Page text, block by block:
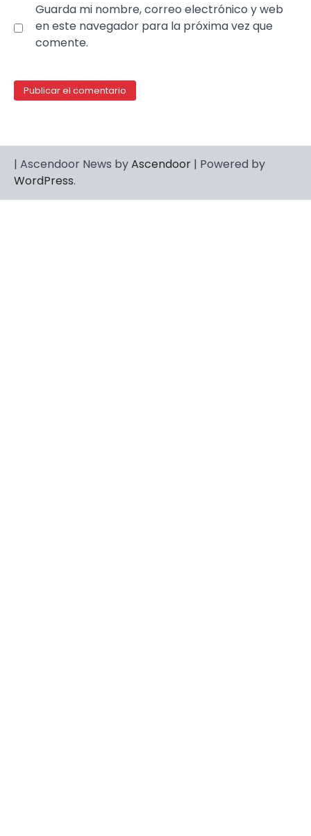
Guarda mi nombre, correo electrónico y web
en este navegador para la próxima vez que
comente.
| Ascendoor News byAscendoor | Powered by
WordPress.